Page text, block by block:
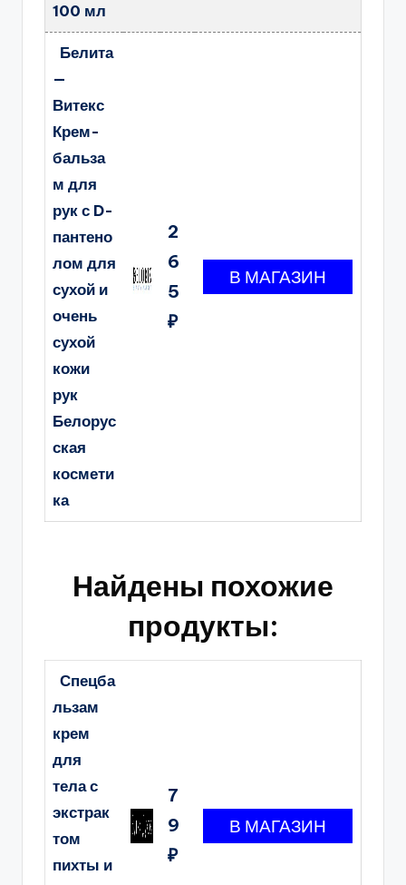
100 мл
Белита
—
Витекс
Крем-
бальза
м для
рук с D-
пантено
лом для
сухой и
очень
сухой
кожи
рук
Белорус
ская
космети
ка
2
6
5
₽
Найдены похожие
продукты:
Спецба
льзам
крем
для
тела с
экстрак
том
пихты и
7
9
₽